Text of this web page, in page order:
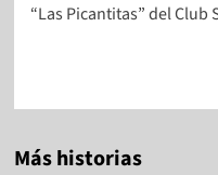
“Las Picantitas” del Club
Más historias